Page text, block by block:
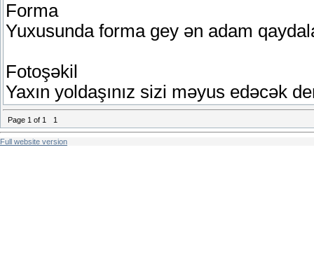
Forma
Yuxusunda forma gey ən adam
Fotoşəkil
Yaxın yoldaşınız sizi məyus edəcək
Page 1 of 1 1
Full website version